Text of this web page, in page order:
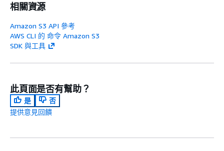
相關資源
Amazon S3 API 參考
AWS CLI 的 命令 Amazon S3
SDK 與工具
此頁面是否有幫助？
是
否
提供意見回饋